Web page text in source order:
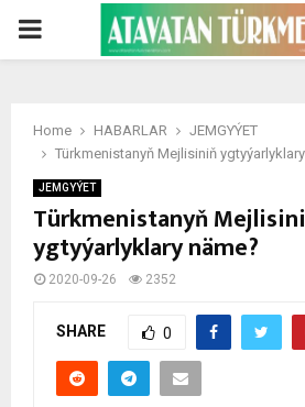
PRIMARY
Home HABARLAR
JEMGYÝET
Türkmenistanyň Mejlisiniň
JEMGYÝET
Türkmenistanyň
ygtyýarlyklary näme?
2020-09-26 2352
SHARE 0